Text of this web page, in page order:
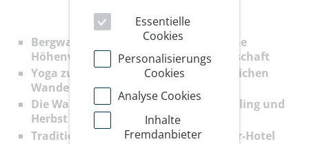
Bergwanderungen und aussichtsreiche
Höhenwege in einmaliger Kulturlandschaft
Yoga zur Entspannung nach genussreichen
Wanderungen
Die Wandersaison verlängern im Frühling und
Herbst
Traditionsreiches Drei-Sterne-Superior-Hotel
Essentielle
Cookies
Personalisierungs
Cookies
Analyse Cookies
Inhalte
Fremdanbieter